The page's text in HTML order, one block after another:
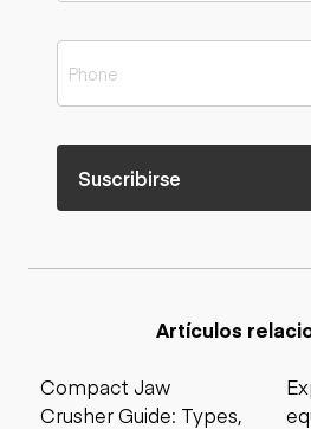
Suscribirse
Artículos
Compact Jaw
Crusher Guide: Types,